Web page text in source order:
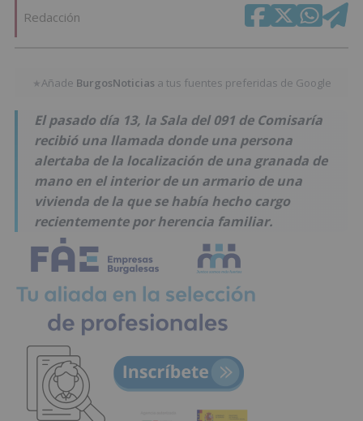
Redacción
★Añade BurgosNoticias a tus fuentes preferidas de Google
El pasado día 13, la Sala del 091 de Comisaría
recibió una llamada donde una persona
alertaba de la localización de una granada de
mano en el interior de un armario de una
vivienda de la que se había hecho cargo
recientemente por herencia familiar.